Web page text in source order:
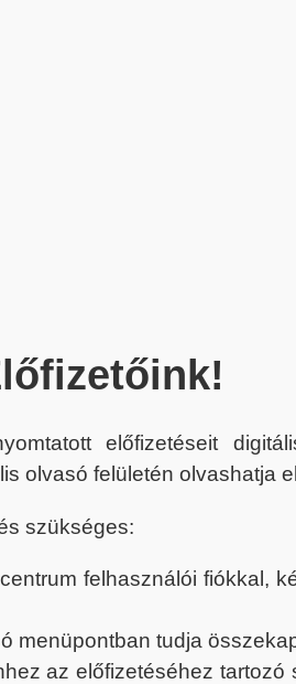
előfizetéseit
olvasó felületén olvashatja
szükséges:
felhasználói fiókkal,
menüpontban tudja
az előfizetéséhez tartozó